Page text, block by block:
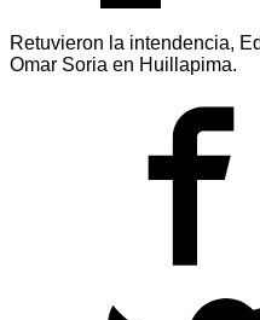
Retuvieron la intendencia,
Omar Soria en Huillapima.